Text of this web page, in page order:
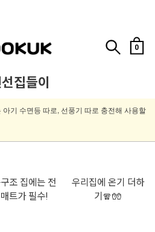
0
집들이
기 수면등 따로, 선풍기 따로 충전해 사용할
조 집에는 전
트가 필수!
우리집에 온기 더하
기🧣🧤